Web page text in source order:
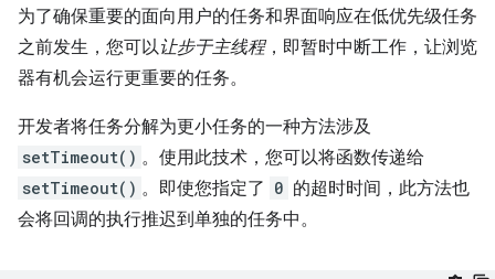
为了确保重要的面向用户的任务和界面响应在低优先级任务
之前发生，您可以让步于主线程，即暂时中断工作，让浏览
器有机会运行更重要的任务。
开发者将任务分解为更小任务的一种方法涉及
setTimeout() 。使用此技术，您可以将函数传递给
setTimeout() 。即使您指定了 0 的超时时间，此方法也
会将回调的执行推迟到单独的任务中。